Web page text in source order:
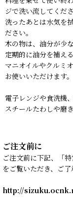
ジで洗い流してくださ
洗ったあとは水気を
ださい。
木の物は、油分が少
定期的に油分を補え
マニオイルやクルミ
お使いいただけます。
電子レンジや食洗機
スチールたわしや磨
ご注文前に
ご注文前に下記、「
をご覧いただき、ご
http://